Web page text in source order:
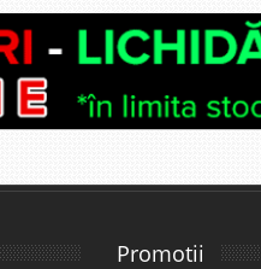
Promotii